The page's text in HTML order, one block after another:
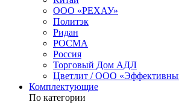
ООО «РЕХАУ»
Политэк
Ридан
РОСМА
Россия
Торговый Дом АДЛ
Цветлит / ООО
Комплектующие
По категории